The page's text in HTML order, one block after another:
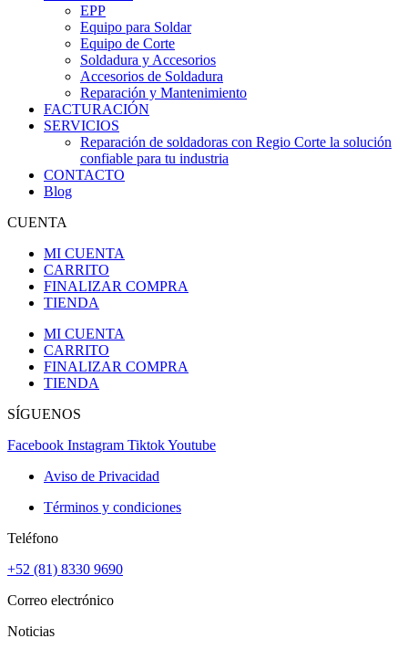
EPP
Equipo para Soldar
Equipo de Corte
Soldadura y Accesorios
Accesorios de Soldadura
Reparación y Mantenimiento
FACTURACIÓN
SERVICIOS
Reparación de soldadoras con Regio Corte la solución
confiable para tu industria
CONTACTO
Blog
CUENTA
MI CUENTA
CARRITO
FINALIZAR COMPRA
TIENDA
MI CUENTA
CARRITO
FINALIZAR COMPRA
TIENDA
SÍGUENOS
Facebook Instagram TiktokYoutube
Aviso de Privacidad
Términos y condiciones
Teléfono
+52 (81) 8330 9690
Correo electrónico
Noticias